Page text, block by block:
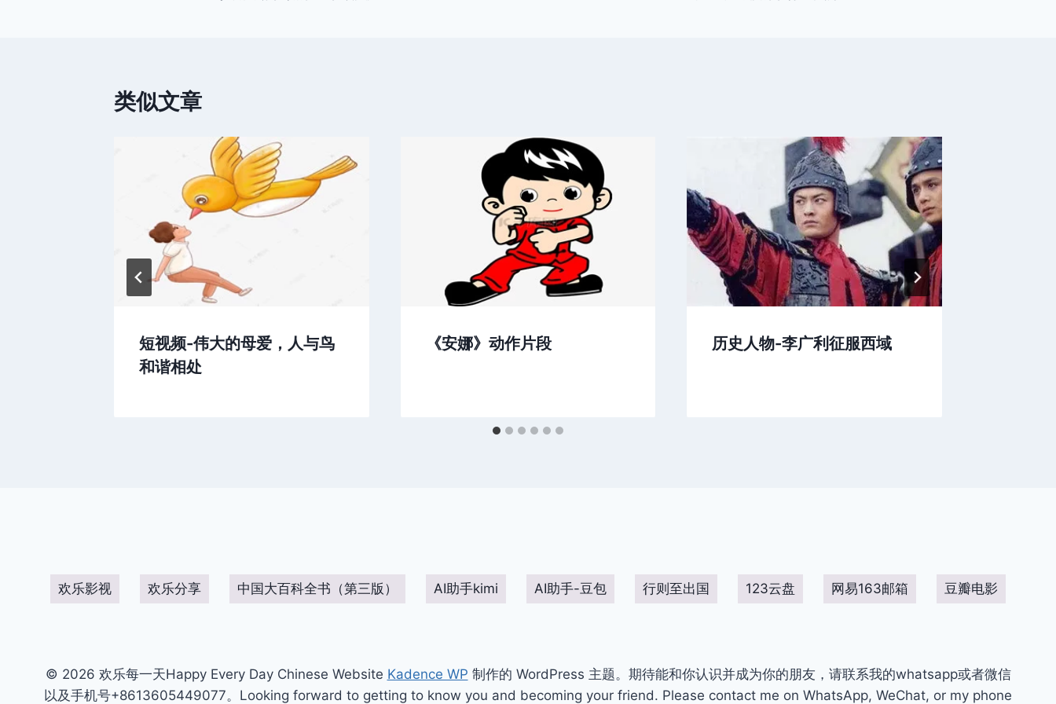
类似文章
短视频-伟大的母爱，人与鸟
和谐相处
《安娜》动作片段 历史人物-李广利征服西域
欢乐影视 欢乐分享 中国大百科全书（第三版） AI助手kimi AI助手-豆包 行则至出国 123云盘 网易163邮箱 豆瓣电影
© 2026 欢乐每一天Happy Every Day Chinese Website Kadence WP 制作的 WordPress 主题。期待能和你认识并成为你的朋友，请联系我的whatsapp或者微信
以及手机号+8613605449077。Looking forward to getting to know you and becoming your friend. Please contact me on WhatsApp, WeChat, or my phone